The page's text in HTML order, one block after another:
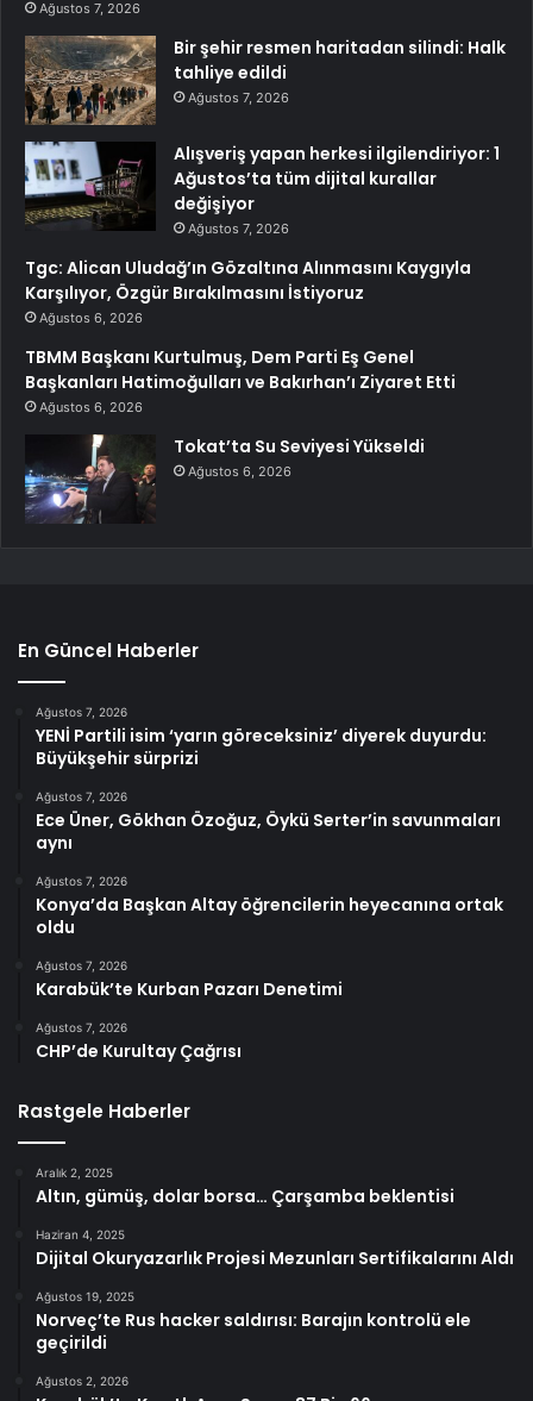
Ağustos 7, 2026
Bir şehir resmen haritadan silindi: Halk
tahliye edildi
Ağustos 7, 2026
Alışveriş yapan herkesi ilgilendiriyor: 1
Ağustos’ta tüm dijital kurallar
değişiyor
Ağustos 7, 2026
Tgc: Alican Uludağ’ın Gözaltına Alınmasını Kaygıyla
Karşılıyor, Özgür Bırakılmasını İstiyoruz
Ağustos 6, 2026
TBMM Başkanı Kurtulmuş, Dem Parti Eş Genel
Başkanları Hatimoğulları ve Bakırhan’ı Ziyaret Etti
Ağustos 6, 2026
Tokat’ta Su Seviyesi Yükseldi
Ağustos 6, 2026
En Güncel Haberler
Ağustos 7, 2026
YENİ Partili isim ‘yarın göreceksiniz’ diyerek duyurdu:
Büyükşehir sürprizi
Ağustos 7, 2026
Ece Üner, Gökhan Özoğuz, Öykü Serter’in savunmaları
aynı
Ağustos 7, 2026
Konya’da Başkan Altay öğrencilerin heyecanına ortak
oldu
Ağustos 7, 2026
Karabük’te Kurban Pazarı Denetimi
Ağustos 7, 2026
CHP’de Kurultay Çağrısı
Rastgele Haberler
Aralık 2, 2025
Altın, gümüş, dolar borsa… Çarşamba beklentisi
Haziran 4, 2025
Dijital Okuryazarlık Projesi Mezunları Sertifikalarını Aldı
Ağustos 19, 2025
Norveç’te Rus hacker saldırısı: Barajın kontrolü ele
geçirildi
Ağustos 2, 2026